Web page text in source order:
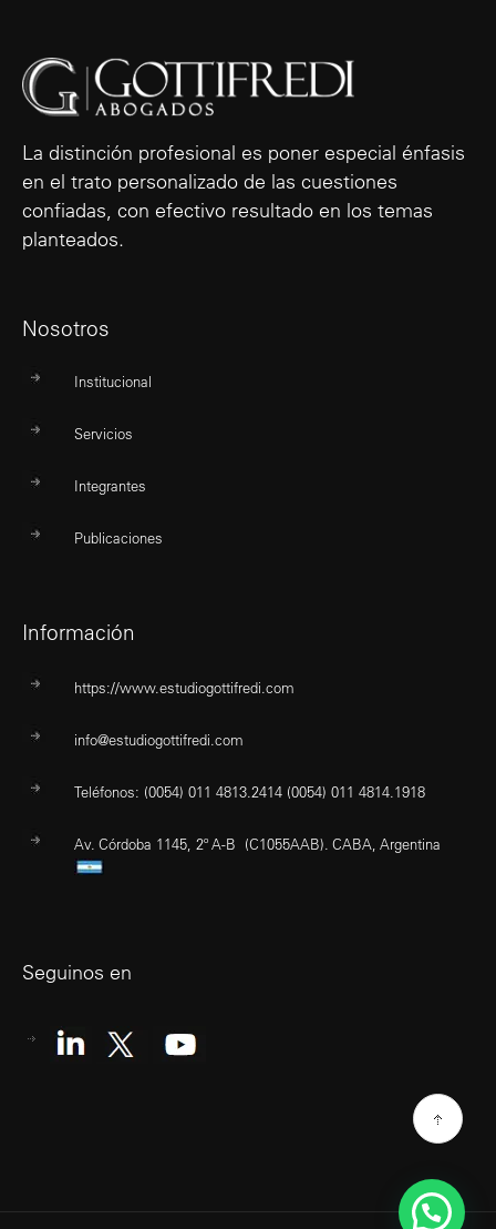
La distinción profesional es poner especial énfasis
en el trato personalizado de las cuestiones
confiadas, con efectivo resultado en los temas
planteados.
Nosotros
Institucional
Servicios
Integrantes
Publicaciones
Información
https://www.estudiogottifredi.com
info@estudiogottifredi.com
Teléfonos: (0054) 011 4813.2414 (0054) 011 4814.1918
Av. Córdoba 1145, 2º A-B (C1055AAB). CABA, Argentina
Seguinos en